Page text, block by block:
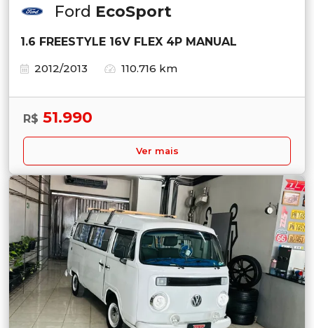
Ford EcoSport
1.6 FREESTYLE 16V FLEX 4P MANUAL
2012/2013
110.716 km
R$ 51.990
Ver mais